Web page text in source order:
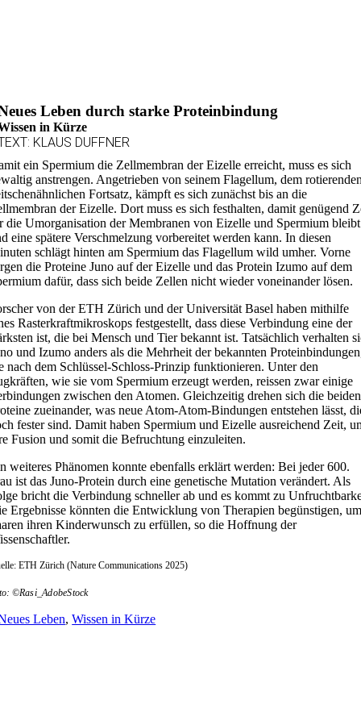
Leben durch starke Proteinbindung
in Kürze
KLAUS DUFFNER
ein Spermium die Zellmembran der Eizelle erreicht, muss es sich
anstrengen. Angetrieben von seinem Flagellum, dem
Fortsatz, kämpft es sich zunächst bis an die
der Eizelle. Dort muss es sich festhalten, damit genügend
die Umorganisation der Membranen von Eizelle und Spermium bleibt
eine spätere Verschmelzung vorbereitet werden kann. In diesen
schlägt hinten am Spermium das Flagellum wild umher. Vorne
die Proteine Juno auf der Eizelle und das Protein Izumo auf dem
dafür, dass sich beide Zellen nicht wieder voneinander lösen.
von der ETH Zürich und der Universität Basel haben mithilfe
Rasterkraftmikroskops festgestellt, dass diese Verbindung eine der
ist, die bei Mensch und Tier bekannt ist. Tatsächlich verhalten
und Izumo anders als die Mehrheit der bekannten
nach dem Schlüssel-Schloss-Prinzip funktionieren. Unter den
wie sie vom Spermium erzeugt werden, reissen zwar einige
zwischen den Atomen. Gleichzeitig drehen sich die beiden
zueinander, was neue Atom-Atom-Bindungen entstehen lässt,
fester sind. Damit haben Spermium und Eizelle ausreichend Zeit,
Fusion und somit die Befruchtung einzuleiten.
weiteres Phänomen konnte ebenfalls erklärt werden: Bei jeder 600.
ist das Juno-Protein durch eine genetische Mutation verändert. Als
bricht die Verbindung schneller ab und es kommt zu
Ergebnisse könnten die Entwicklung von Therapien begünstigen, um
ihren Kinderwunsch zu erfüllen, so die Hoffnung der
ETH Zürich (Nature Communications 2025)
©Rasi_AdobeStock
Leben,Wissen in Kürze